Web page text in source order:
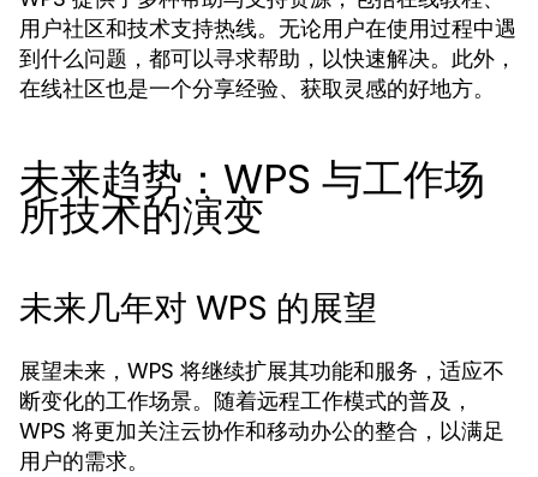
用户社区和技术支持热线。无论用户在使用过程中遇
到什么问题，都可以寻求帮助，以快速解决。此外，
在线社区也是一个分享经验、获取灵感的好地方。
未来趋势：WPS 与工作场
所技术的演变
未来几年对 WPS 的展望
展望未来，WPS 将继续扩展其功能和服务，适应不
断变化的工作场景。随着远程工作模式的普及，
WPS 将更加关注云协作和移动办公的整合，以满足
用户的需求。